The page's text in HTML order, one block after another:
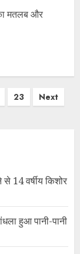
मतलब और
23 Next
14 वर्षीय किशोर
हुआ पानी-पानी